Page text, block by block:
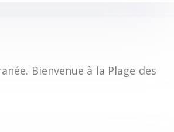
Bienvenue à la Plage des